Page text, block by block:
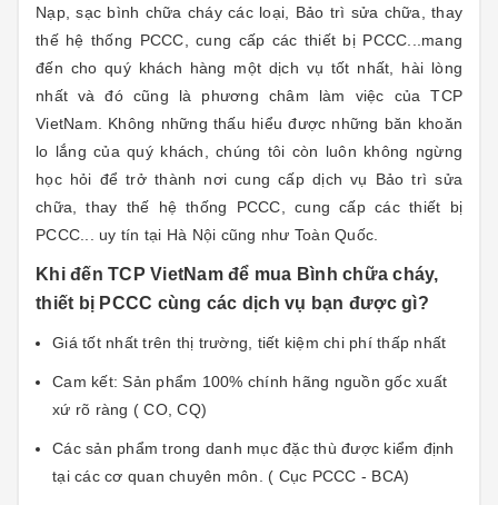
Nạp, sạc bình chữa cháy các loại, Bảo trì sửa chữa, thay
thế hệ thống PCCC
cung cấp các thiết bị PCCC...mang
đến cho quý khách hàng một dịch vụ tốt nhất, hài lòng
nhất và đó cũng là phương châm làm việc của TCP
VietNam. Không những thấu hiểu được những băn khoăn
lo lắng của quý khách, chúng tôi còn luôn không ngừng
học hỏi để trở thành nơi cung cấp dịch vụ Bảo trì sửa
chữa, thay thế hệ thống PCCC, cung cấp các thiết bị
PCCC... uy tín tại Hà Nội cũng như Toàn Quốc.
Khi đến TCP VietNam để mua Bình chữa cháy,
thiết bị PCCC cùng các dịch vụ bạn được gì?
Giá tốt nhất trên thị trường, tiết kiệm chi phí thấp nhất
Cam kết: Sản phẩm 100% chính hãng nguồn gốc xuất
xứ rõ ràng ( CO, CQ)
Các sản phẩm trong danh mục đặc thù được kiểm định
tại các cơ quan chuyên môn. ( Cục PCCC - BCA)